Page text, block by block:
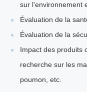
sur l'environnement
Évaluation de la
Évaluation de la
Impact des produits
recherche sur les
poumon, etc.